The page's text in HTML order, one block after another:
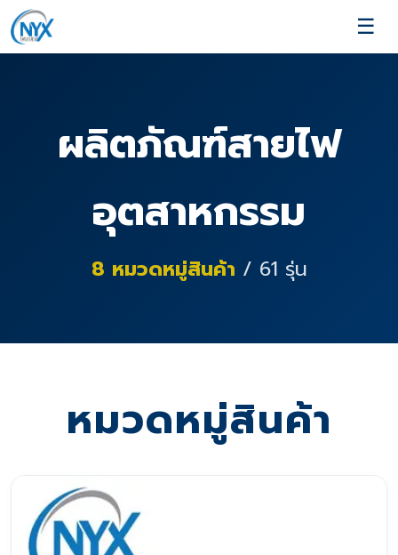
☰
ผลิตภัณฑ์สายไฟ
อุตสาหกรรม
8 หมวดหมู่สินค้า / 61 รุ่น
หมวดหมู่สินค้า